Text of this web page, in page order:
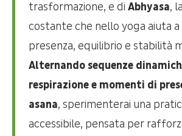
trasformazione, e di Abhyasa,
costante che nello yoga aiuta
presenza, equilibrio e stabilità
Alternando sequenze
respirazione e momenti di
asana, sperimenterai una
accessibile, pensata per